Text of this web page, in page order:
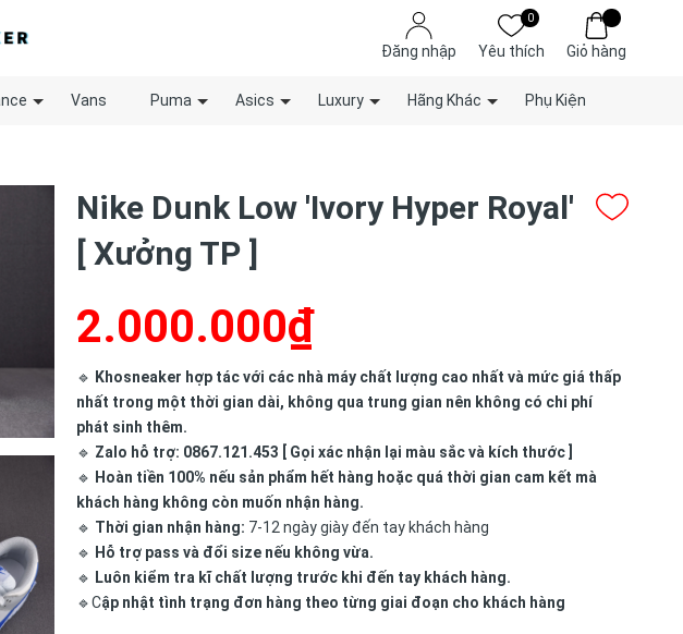
Đăng nhập
0
Yêu thích Giỏ hàng
Vans Puma Asics Luxury Hãng Khác Phụ Kiện
Nike Dunk Low 'Ivory Hyper Royal'
[ Xưởng TP ]
2.000.000₫
🔹 Khosneaker hợp tác với các nhà máy chất lượng cao nhất và mức giá thấp
nhất trong một thời gian dài, không qua trung gian nên không có chi phí
phát sinh thêm.
🔹 Zalo hỗ trợ: 0867.121.453 [ Gọi xác nhận lại màu sắc và kích thước ]
🔹 Hoàn tiền 100% nếu sản phẩm hết hàng hoặc quá thời gian cam kết mà
khách hàng không còn muốn nhận hàng.
🔹 Thời gian nhận hàng: 7-12 ngày giày đến tay khách hàng
🔹 Hỗ trợ pass và đổi size nếu không vừa.
🔹 Luôn kiểm tra kĩ chất lượng trước khi đến tay khách hàng.
🔹Cập nhật tình trạng đơn hàng theo từng giai đoạn cho khách hàng